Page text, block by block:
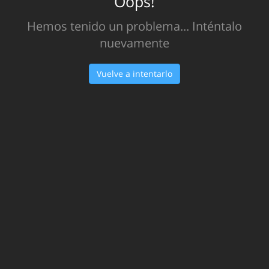
Hemos tenido un problema... Inténtalo
nuevamente
Vuelve a intentarlo